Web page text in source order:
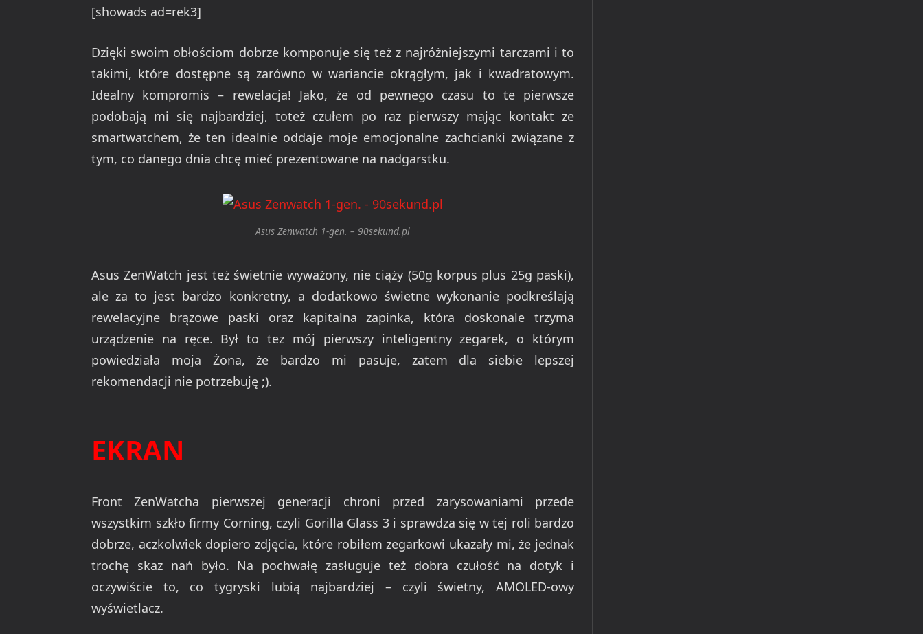
[showads ad=rek3]
Dzięki swoim obłościom dobrze komponuje się też z najróżniejszymi tarczami i to
takimi, które dostępne są zarówno w wariancie okrągłym, jak i kwadratowym.
Idealny kompromis – rewelacja! Jako, że od pewnego czasu to te pierwsze
podobają mi się najbardziej, toteż czułem po raz pierwszy mając kontakt ze
smartwatchem, że ten idealnie oddaje moje emocjonalne zachcianki związane z
tym, co danego dnia chcę mieć prezentowane na nadgarstku.
Asus Zenwatch 1-gen. – 90sekund.pl
Asus ZenWatch jest też świetnie wyważony, nie ciąży (50g korpus plus 25g paski),
ale za to jest bardzo konkretny, a dodatkowo świetne wykonanie podkreślają
rewelacyjne brązowe paski oraz kapitalna zapinka, która doskonale trzyma
urządzenie na ręce. Był to tez mój pierwszy inteligentny zegarek, o którym
powiedziała moja Żona, że bardzo mi pasuje, zatem dla siebie lepszej
rekomendacji nie potrzebuję ;).
EKRAN
Front ZenWatcha pierwszej generacji chroni przed zarysowaniami przede
wszystkim szkło firmy Corning, czyli Gorilla Glass 3 i sprawdza się w tej roli bardzo
dobrze, aczkolwiek dopiero zdjęcia, które robiłem zegarkowi ukazały mi, że jednak
trochę skaz nań było. Na pochwałę zasługuje też dobra czułość na dotyk i
oczywiście to, co tygryski lubią najbardziej – czyli świetny, AMOLED-owy
wyświetlacz.